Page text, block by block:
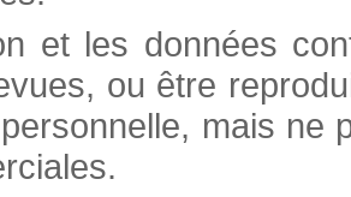
et les données
ou être
mais ne